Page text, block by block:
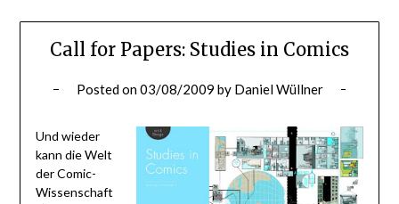
Call for Papers: Studies in Comics
Posted on03/08/2009 by Daniel Wüllner
Und wieder
kann die Welt
der Comic-
Wissenschaft